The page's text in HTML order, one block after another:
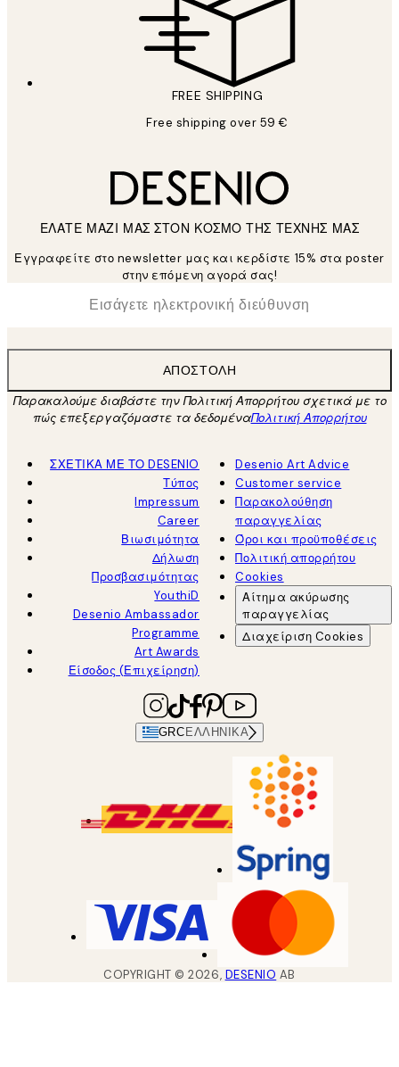
FREE SHIPPING
Free shipping over 59 €
ΕΛΑΤΕ ΜΑΖΙ ΜΑΣ ΣΤΟΝ ΚΟΣΜΟ ΤΗΣ ΤΕΧΝΗΣ ΜΑΣ
Εγγραφείτε στο newsletter μας και κερδίστε 15% στα poster
στην επόμενη αγορά σας!
Ηλεκτρονική Διεύθυνση
ΑΠΟΣΤΟΛΉ
Παρακαλούμε διαβάστε την Πολιτική Απορρήτου σχετικά με το
πώς επεξεργαζόμαστε τα δεδομέναΠολιτική Απορρήτου
ΣΧΕΤΙΚΑ ΜΕ ΤΟ DESENIO
Τύπος
Impressum
Career
Βιωσιμότητα
Δήλωση
Προσβασιμότητας
YouthiD
Desenio Ambassador
Programme
Art Awards
Είσοδος (Επιχείρηση)
Desenio Art Advice
Customer service
Παρακολούθηση
παραγγελίας
Όροι και προϋποθέσεις
Πολιτική απορρήτου
Cookies
Αίτημα ακύρωσης
παραγγελίας
Διαχείριση Cookies
GRC ΕΛΛΗΝΙΚΆ
COPYRIGHT ©2026, DESENIO AB